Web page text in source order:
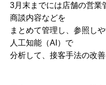
3月末までには店舗の営業
商談内容などを
まとめて管理し、参照し
人工知能（AI）で
分析して、接客手法の改